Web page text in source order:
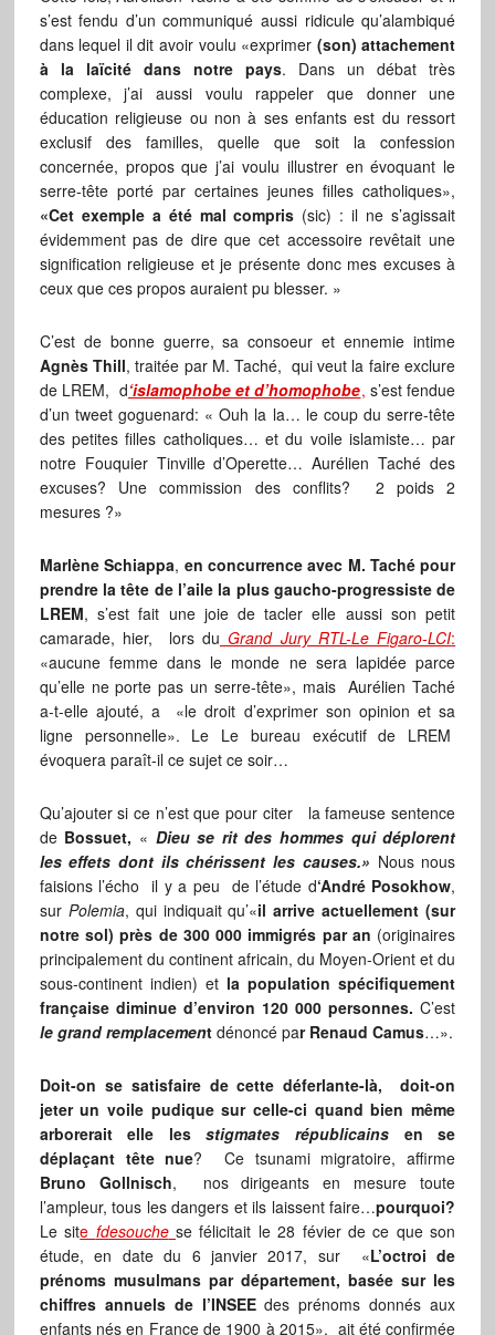
s’est fendu d’un communiqué aussi ridicule qu’alambiqué
dans lequel il dit avoir voulu «exprimer (son) attachement
à la laïcité dans notre pays. Dans un débat très
complexe, j’ai aussi voulu rappeler que donner une
éducation religieuse ou non à ses enfants est du ressort
exclusif des familles, quelle que soit la confession
concernée, propos que j’ai voulu illustrer en évoquant le
serre-tête porté par certaines jeunes filles catholiques»,
«Cet exemple a été mal compris (sic) : il ne s’agissait
évidemment pas de dire que cet accessoire revêtait une
signification religieuse et je présente donc mes excuses à
ceux que ces propos auraient pu blesser. »
C’est de bonne guerre, sa consoeur et ennemie intime
Agnès Thill, traitée par M. Taché, qui veut la faire exclure
de LREM, d‘islamophobe et d’homophobe, s’est fendue
d’un tweet goguenard: « Ouh la la… le coup du serre-tête
des petites filles catholiques… et du voile islamiste… par
notre Fouquier Tinville d’Operette… Aurélien Taché des
excuses? Une commission des conflits? 2 poids 2
mesures ?»
Marlène Schiappa, en concurrence avec M. Taché pour
prendre la tête de l’aile la plus gaucho-progressiste de
LREM, s’est fait une joie de tacler elle aussi son petit
camarade, hier, lors du Grand Jury RTL-Le Figaro-LCI:
«aucune femme dans le monde ne sera lapidée parce
qu’elle ne porte pas un serre-tête», mais Aurélien Taché
a-t-elle ajouté, a «le droit d’exprimer son opinion et sa
ligne personnelle». Le Le bureau exécutif de LREM
évoquera paraît-il ce sujet ce soir…
Qu’ajouter si ce n’est que pour citer la fameuse sentence
deBossuet, « Dieu se rit des hommes qui déplorent
les effets dont ils chérissent les causes.» Nous nous
faisions l’écho il y a peu de l’étude d‘André Posokhow,
surPolemia, qui indiquait qu’«il arrive actuellement (sur
notre sol) près de 300 000 immigrés par an (originaires
principalement du continent africain, du Moyen-Orient et du
sous-continent indien) etla population spécifiquement
française diminue d’environ 120 000 personnes.C’est
le grand remplacement dénoncé par Renaud Camus…».
Doit-on se satisfaire de cette déferlante-là, doit-on
jeter un voile pudique sur celle-ci quand bien même
arborerait elle lesstigmates républicains en se
déplaçant tête nue? Ce tsunami migratoire, affirme
Bruno Gollnisch, nos dirigeants en mesure toute
l’ampleur, tous les dangers et ils laissent faire…pourquoi?
Le site fdesouche se félicitait le 28 févier de ce que son
étude, en date du 6 janvier 2017, sur «L’octroi de
prénoms musulmans par département, basée sur les
chiffres annuels de l’INSEEdes prénoms donnés aux
enfants nés en France de 1900 à 2015», ait été confirmée